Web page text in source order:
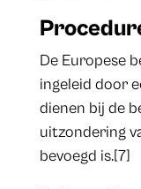
De Europese
ingeleid door
dienen bij de
uitzondering
bevoegd is.[7]